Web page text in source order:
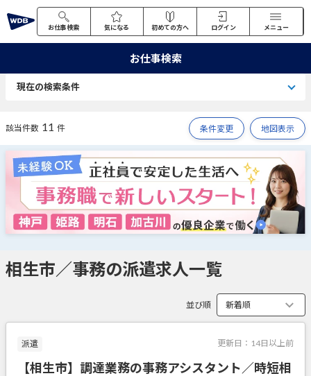
お仕事検索 気になる 初めての方へ ログイン メニュー
お仕事検索
現在の検索条件
該当件数 11 件 条件変更 地図表示
相生市／事務の派遣求人一覧
並び順
派遣 更新日： 14日以上前
【相生市】調達業務の事務アシスタント／時短相